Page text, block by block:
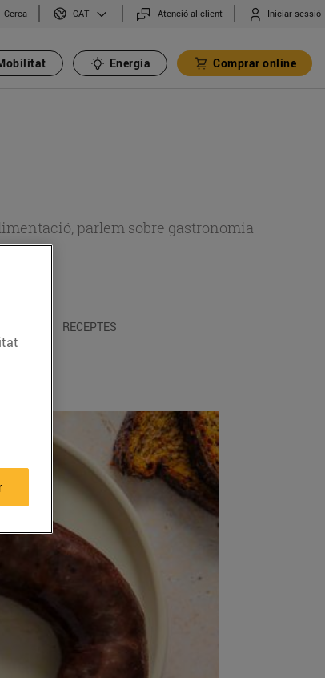
Cerca CAT Atenció al client Iniciar sessió
Energia Comprar online
parlem sobre gastronomia
RECEPTES